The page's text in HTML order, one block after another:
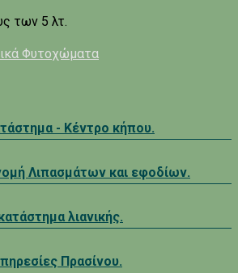
των 5 λτ.
Φυτοχώματα
- Κέντρο κήπου.
Λιπασμάτων και εφοδίων.
λιανικής.
Πρασίνου.